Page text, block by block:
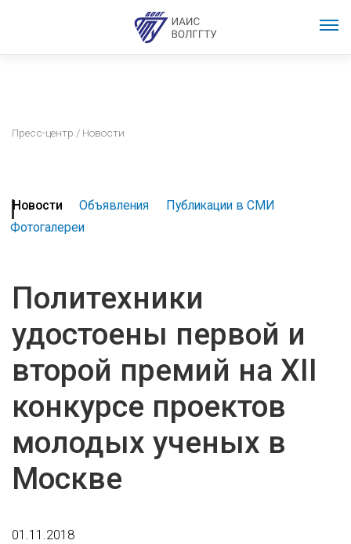
Пресс-центр / Новости
Новости Объявления
Публикации в СМИ
Фотогалереи
Политехники
удостоены первой и
второй премий на XII
конкурсе проектов
молодых ученых в
Москве
01.11.2018